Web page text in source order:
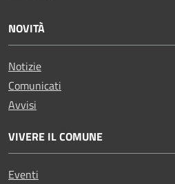
NOVITÀ
Notizie
Comunicati
Avvisi
VIVERE IL COMUNE
Eventi